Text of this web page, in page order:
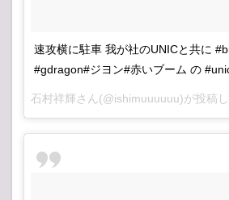
速攻横に駐車 我が社のUNICと共に
#gdragon#ジヨン#赤いブーム の
石村祥輝さん(@ishimuuuuuu)が投稿